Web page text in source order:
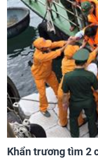
Khẩn trương tìm 2